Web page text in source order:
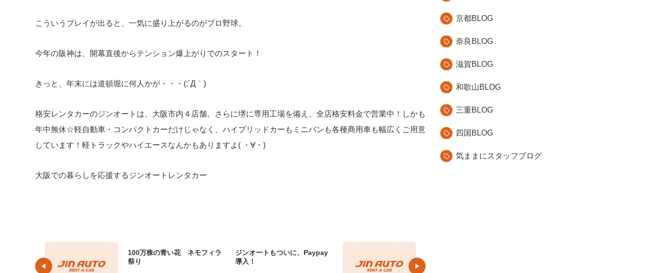
こういうプレイが出ると、一気に盛り上がるのがプロ野球。
今年の阪神は、開幕直後からテンション爆上がりでのスタート！
きっと、年末には道頓堀に何人かが・・・(;´Д｀)
格安レンタカーのジンオートは、大阪市内４店舗。さらに堺に専用工場を備え、全店格安料金で営業中！しかも
年中無休☆軽自動車・コンパクトカーだけじゃなく、ハイブリッドカーもミニバンも各種商用車も幅広くご用意
しています！軽トラックやハイエースなんかもありますよ( ・∀・)
大阪での暮らしを応援するジンオートレンタカー
100万株の青い花 ネモフィラ
祭り
ジンオートもついに、Paypay
導入！
京都BLOG
奈良BLOG
滋賀BLOG
和歌山BLOG
三重BLOG
四国BLOG
気ままにスタッフブログ